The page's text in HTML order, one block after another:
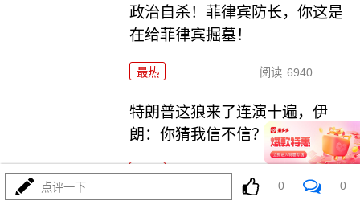
政治自杀！菲律宾防长，你这是
在给菲律宾掘墓！
最热 阅读 6940
特朗普这狼来了连演十遍，伊
朗：你猜我信不信？
最热
点评一下 0 0